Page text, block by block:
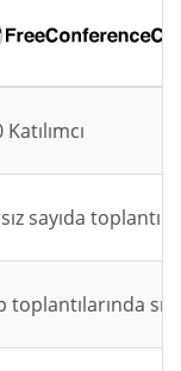
sayıda toplantı
toplantılarında